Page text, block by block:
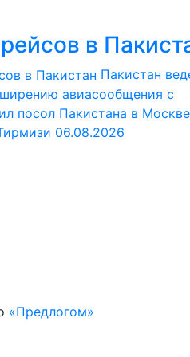
в
Пакистан
авиасообщения с
посол Пакистана в Москве
06.08.2026
«Предлогом»